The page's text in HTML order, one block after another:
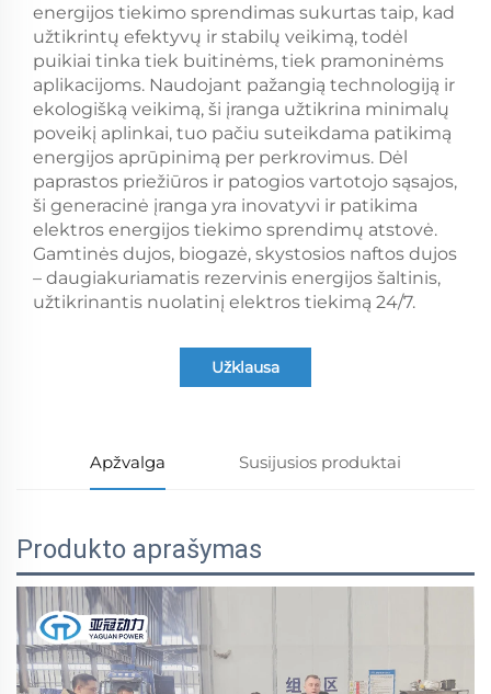
energijos tiekimo sprendimas sukurtas taip, kad
užtikrintų efektyvų ir stabilų veikimą, todėl
puikiai tinka tiek buitinėms, tiek pramoninėms
aplikacijoms. Naudojant pažangią technologiją ir
ekologišką veikimą, ši įranga užtikrina minimalų
poveikį aplinkai, tuo pačiu suteikdama patikimą
energijos aprūpinimą per perkrovimus. Dėl
paprastos priežiūros ir patogios vartotojo sąsajos,
ši generacinė įranga yra inovatyvi ir patikima
elektros energijos tiekimo sprendimų atstovė.
Gamtinės dujos, biogazė, skystosios naftos dujos
– daugiakuriamatis rezervinis energijos šaltinis,
užtikrinantis nuolatinį elektros tiekimą 24/7.
Užklausa
Apžvalga Susijusios produktai
Produkto aprašymas